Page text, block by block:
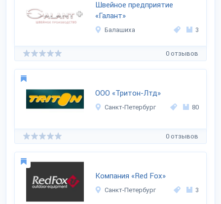
Швейное предприятие
«Галант»
Балашиха 3
0 отзывов
ООО «Тритон-Лтд»
Санкт-Петербург 80
0 отзывов
Компания «Red Fox»
Санкт-Петербург 3